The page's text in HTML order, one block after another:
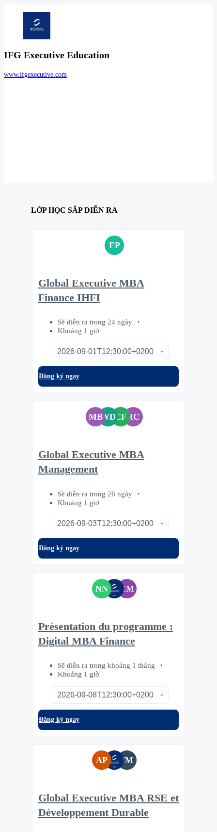
IFG Executive Education
www.ifgexecutive.com
LỚP HỌC SẮP DIỄN RA
EP
Global Executive MBA
Finance IHFI
Sẽ diễn ra trong 24 ngày
Khoảng 1 giờ
Đăng ký ngay
MBWDCF RC
Global Executive MBA
Management
Sẽ diễn ra trong 26 ngày
Khoảng 1 giờ
Đăng ký ngay
NN CM
Présentation du programme :
Digital MBA Finance
Sẽ diễn ra trong khoảng 1 tháng
Khoảng 1 giờ
Đăng ký ngay
AP JM
Global Executive MBA RSE et
Développement Durable